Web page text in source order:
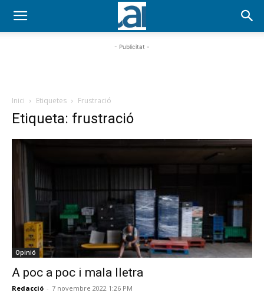
- Publicitat -
Inici Etiquetes Frustració
Etiqueta: frustració
Opinió
A poc a poc i mala lletra
Redacció - 7 novembre 2022 1:26 PM